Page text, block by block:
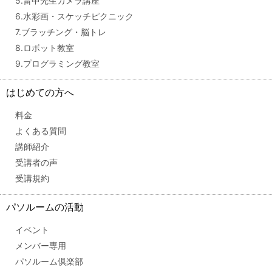
6.水彩画・スケッチピクニック
7.ブラッチング・脳トレ
8.ロボット教室
9.プログラミング教室
はじめての方へ
料金
よくある質問
講師紹介
受講者の声
受講規約
パソルームの活動
イベント
メンバー専用
パソルーム倶楽部